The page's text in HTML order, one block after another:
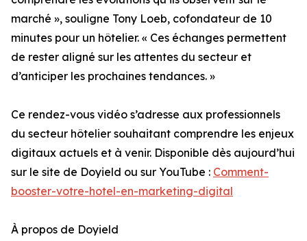
marché », souligne Tony Loeb, cofondateur de 10
minutes pour un hôtelier. « Ces échanges permettent
de rester aligné sur les attentes du secteur et
d’anticiper les prochaines tendances. »
Ce rendez-vous vidéo s’adresse aux professionnels
du secteur hôtelier souhaitant comprendre les enjeux
digitaux actuels et à venir. Disponible dès aujourd’hui
sur le site de Doyield ou sur YouTube : Comment-
booster-votre-hotel-en-marketing-digital
À propos de Doyield